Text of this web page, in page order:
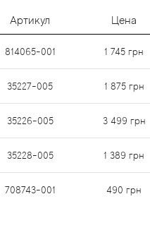
Артикул Цена
814065-001 1 745 грн
35227-005 1 875 грн
35226-005 3 499 грн
35228-005 1 389 грн
708743-001 490 грн